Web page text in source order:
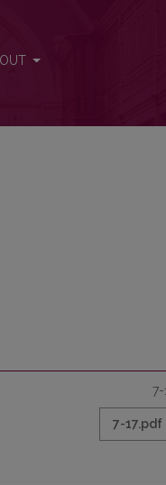
7-
7-17.pdf